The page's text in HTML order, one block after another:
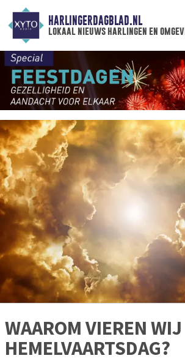
HARLINGERDAGBLAD.NL
lokaal nieuws harlingen en
WAAROM VIEREN WIJ
HEMELVAARTSDAG?